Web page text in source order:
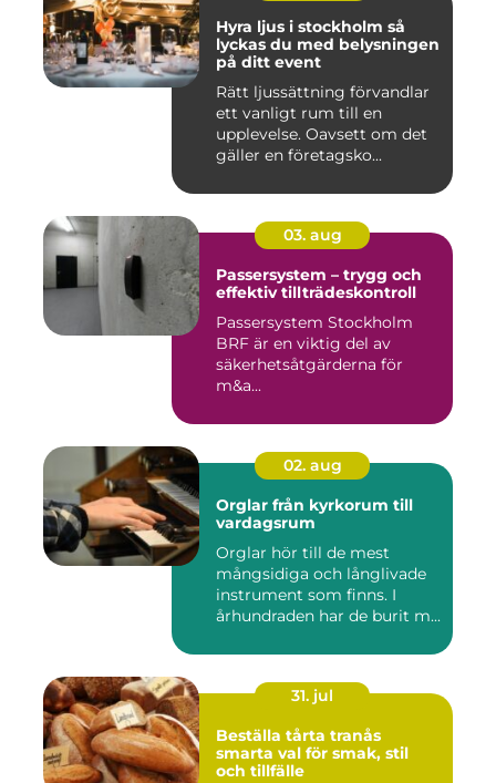
Hyra ljus i stockholm så
lyckas du med belysningen
på ditt event
Rätt ljussättning förvandlar
ett vanligt rum till en
upplevelse. Oavsett om det
gäller en företagsko...
03. aug
Passersystem – trygg och
effektiv tillträdeskontroll
Passersystem Stockholm
BRF är en viktig del av
säkerhetsåtgärderna för
m&a...
02. aug
Orglar från kyrkorum till
vardagsrum
Orglar hör till de mest
mångsidiga och långlivade
instrument som finns. I
århundraden har de burit m...
31. jul
Beställa tårta tranås
smarta val för smak, stil
och tillfälle